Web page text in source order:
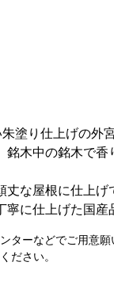
塗り仕上げの外
木中の銘木で香
な屋根に仕上げ
に仕上げた国産
ターなどでご用意願
ださい。